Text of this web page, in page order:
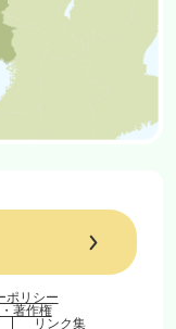
ポリシー
著作権
リンク集